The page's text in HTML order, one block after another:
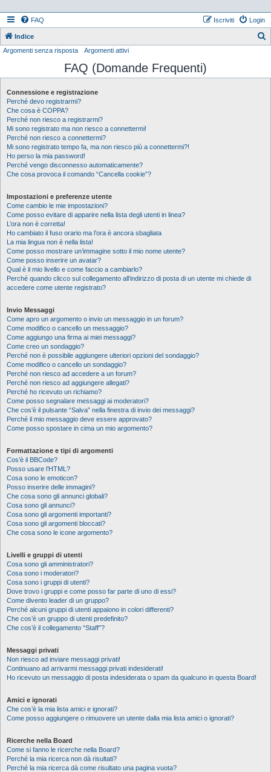
FAQ Login
Iscriviti
Indice
c
Argomenti senza risposta Argomenti attivi
FAQ (Domande Frequenti)
Connessione e registrazione
Perché devo registrarmi?
Che cosa è COPPA?
Perché non riesco a registrarmi?
Mi sono registrato ma non riesco a connettermi!
Perché non riesco a connettermi?
Mi sono registrato tempo fa, ma non riesco più a connettermi?!
Ho perso la mia password!
Perché vengo disconnesso automaticamente?
Che cosa provoca il comando “Cancella cookie”?
Impostazioni e preferenze utente
Come cambio le mie impostazioni?
Come posso evitare di apparire nella lista degli utenti in linea?
L’ora non è corretta!
Ho cambiato il fuso orario ma l’ora è ancora sbagliata
La mia lingua non è nella lista!
Come posso mostrare un’immagine sotto il mio nome utente?
Come posso inserire un avatar?
Qual è il mio livello e come faccio a cambiarlo?
Perché quando clicco sul collegamento all’indirizzo di posta di un utente mi chiede di
accedere come utente registrato?
Invio Messaggi
Come apro un argomento o invio un messaggio in un forum?
Come modifico o cancello un messaggio?
Come aggiungo una firma ai miei messaggi?
Come creo un sondaggio?
Perché non è possibile aggiungere ulteriori opzioni del sondaggio?
Come modifico o cancello un sondaggio?
Perché non riesco ad accedere a un forum?
Perché non riesco ad aggiungere allegati?
Perché ho ricevuto un richiamo?
Come posso segnalare messaggi ai moderatori?
Che cos’è il pulsante “Salva” nella finestra di invio dei messaggi?
Perché il mio messaggio deve essere approvato?
Come posso spostare in cima un mio argomento?
Formattazione e tipi di argomenti
Cos’è il BBCode?
Posso usare l’HTML?
Cosa sono le emoticon?
Posso inserire delle immagini?
Che cosa sono gli annunci globali?
Cosa sono gli annunci?
Cosa sono gli argomenti importanti?
Cosa sono gli argomenti bloccati?
Che cosa sono le icone argomento?
Livelli e gruppi di utenti
Cosa sono gli amministratori?
Cosa sono i moderatori?
Cosa sono i gruppi di utenti?
Dove trovo i gruppi e come posso far parte di uno di essi?
Come divento leader di un gruppo?
Perché alcuni gruppi di utenti appaiono in colori differenti?
Che cos’è un gruppo di utenti predefinito?
Che cos’è il collegamento “Staff”?
Messaggi privati
Non riesco ad inviare messaggi privati!
Continuano ad arrivarmi messaggi privati indesiderati!
Ho ricevuto un messaggio di posta indesiderata o spam da qualcuno in questa Board!
Amici e ignorati
Che cos’è la mia lista amici e ignorati?
Come posso aggiungere o rimuovere un utente dalla mia lista amici o ignorati?
Ricerche nella Board
Come si fanno le ricerche nella Board?
Perché la mia ricerca non dà risultati?
Perché la mia ricerca dà come risultato una pagina vuota?